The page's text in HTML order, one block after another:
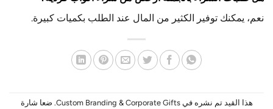
نعم، يمكنك توفير الكثير من المال عند الطلب بكميات كبيرة.
هذا القيد تم نشره فيCustom Branding & Corporate Gifts. ضعا شارة